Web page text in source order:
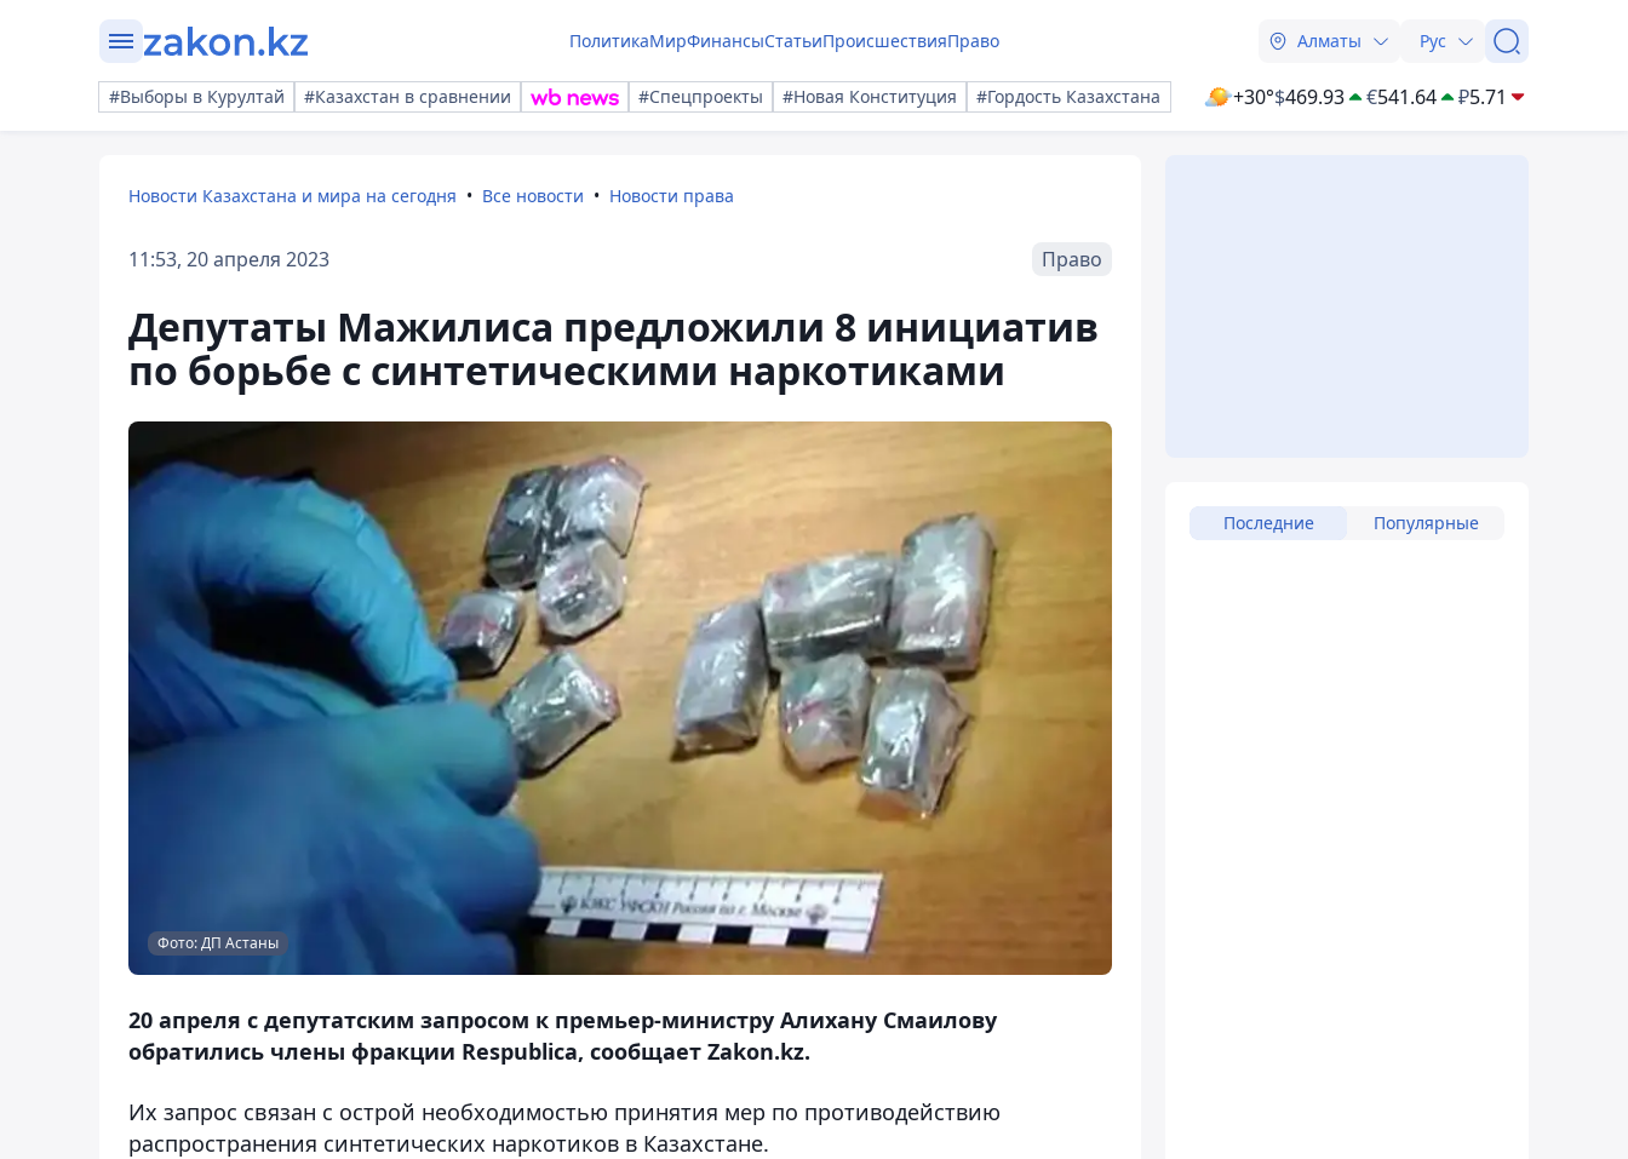
ПолитикаМирФинансыСтатьиПроисшествияПраво Алматы Рус
#Выборы в Курултай #Казахстан в сравнении #Спецпроекты #Новая Конституция #Гордость Казахстана +30°$469.93 €541.64 ₽5.71
Новости Казахстана и мира на сегодня Все новости Новости права
11:53, 20 апреля 2023 Право
Депутаты Мажилиса предложили 8 инициатив
по борьбе с синтетическими наркотиками
Фото: ДП Астаны
20 апреля с депутатским запросом к премьер-министру Алихану Смаилову
обратились члены фракции Respublica, сообщает Zakon.kz.
Их запрос связан с острой необходимостью принятия мер по противодействию
распространения синтетических наркотиков в Казахстане.
Последние Популярные